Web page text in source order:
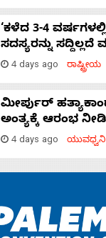
‘ಕಳೆದ 3-4
ಸದಸ್ಯರನ್ನು
4 days ago ರಾಷ್ಟ್ರೀಯ
ಮೀರ್ಪುರ್
ಅಂತ್ಯಕ್ಕೆ ಆರಂಭ
4 days ago ಯುವಧ್ವನಿ